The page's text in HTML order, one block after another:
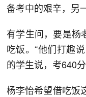
备考中的艰辛，另
有学生问，要是杨
吃饭。“他们打趣
的学生说，考640
杨李怡希望借吃饭